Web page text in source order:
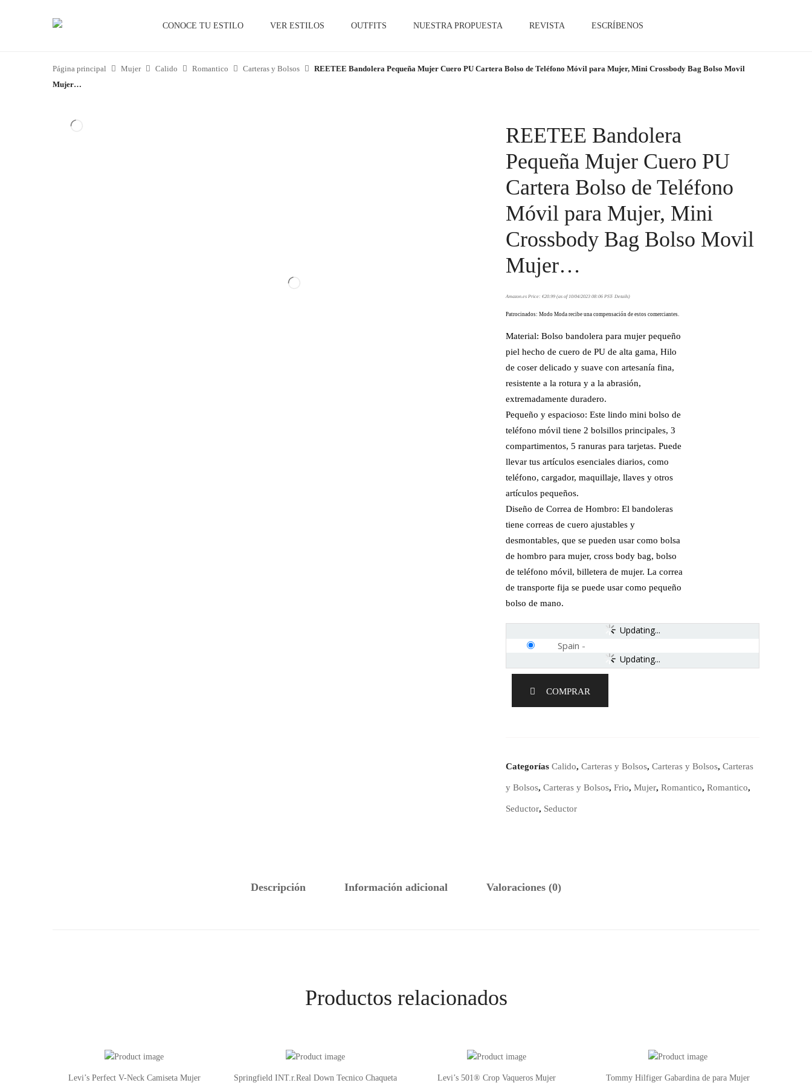
CONOCE TU ESTILO VER ESTILOS OUTFITS NUESTRA PROPUESTA REVISTA ESCRÍBENOS
Página principal Mujer Calido Romantico Carteras y Bolsos
REETEE Bandolera Pequeña Mujer Cuero PU Cartera Bolso de Teléfono Móvil para Mujer, Mini Crossbody Bag Bolso Movil
Mujer…
REETEE Bandolera
Pequeña Mujer Cuero PU
Cartera Bolso de Teléfono
Móvil para Mujer, Mini
Crossbody Bag Bolso Movil
Mujer…
Amazon.es Price: €20.99 (as of 10/04/2023 08:06 PST- Details)
Patrocinados: Modo Moda recibe una compensación de estos comerciantes.
Material: Bolso bandolera para mujer pequeño
piel hecho de cuero de PU de alta gama, Hilo
de coser delicado y suave con artesanía fina,
resistente a la rotura y a la abrasión,
extremadamente duradero.
Pequeño y espacioso: Este lindo mini bolso de
teléfono móvil tiene 2 bolsillos principales, 3
compartimentos, 5 ranuras para tarjetas. Puede
llevar tus artículos esenciales diarios, como
teléfono, cargador, maquillaje, llaves y otros
artículos pequeños.
Diseño de Correa de Hombro: El bandoleras
tiene correas de cuero ajustables y
desmontables, que se pueden usar como bolsa
de hombro para mujer, cross body bag, bolso
de teléfono móvil, billetera de mujer. La correa
de transporte fija se puede usar como pequeño
bolso de mano.
Updating...
Updating...
Spain -
COMPRAR
Categorías Calido, Carteras y Bolsos, Carteras y Bolsos, Carteras
y Bolsos, Carteras y Bolsos, Frio, Mujer, Romantico, Romantico,
Seductor, Seductor
Descripción Información adicional Valoraciones (0)
Productos relacionados
Levi’s Perfect V-Neck Camiseta Mujer
Springfield INT.r.Real Down Tecnico Chaqueta
Levi’s 501® Crop Vaqueros Mujer
Tommy Hilfiger Gabardina de para Mujer